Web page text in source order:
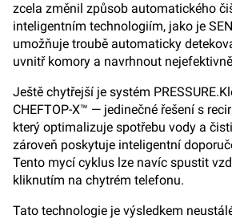
zcela změnil způsob automatického
inteligentním technologiím, jako je
umožňuje troubě automaticky
uvnitř komory a navrhnout
Ještě chytřejší je systém
CHEFTOP-X™ — jedinečné řešení s
který optimalizuje spotřebu vody a
zároveň poskytuje inteligentní
Tento mycí cyklus lze navíc spustit
kliknutím na chytrém telefonu.
Tato technologie je výsledkem